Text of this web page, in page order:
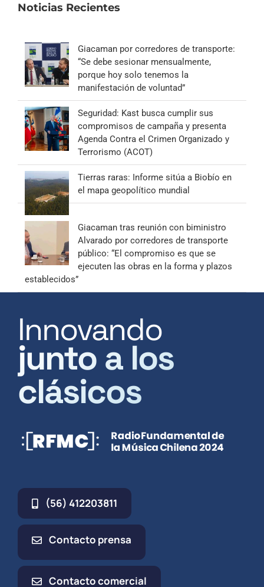
Noticias Recientes
Giacaman por corredores de transporte:
“Se debe sesionar mensualmente,
porque hoy solo tenemos la
manifestación de voluntad”
Seguridad: Kast busca cumplir sus
compromisos de campaña y presenta
Agenda Contra el Crimen Organizado y
Terrorismo (ACOT)
Tierras raras: Informe sitúa a Biobío en
el mapa geopolítico mundial
Giacaman tras reunión con biministro
Alvarado por corredores de transporte
público: “El compromiso es que se
ejecuten las obras en la forma y plazos
establecidos”
Innovando
junto a los
clásicos
(56) 412203811
Contacto prensa
Contacto comercial